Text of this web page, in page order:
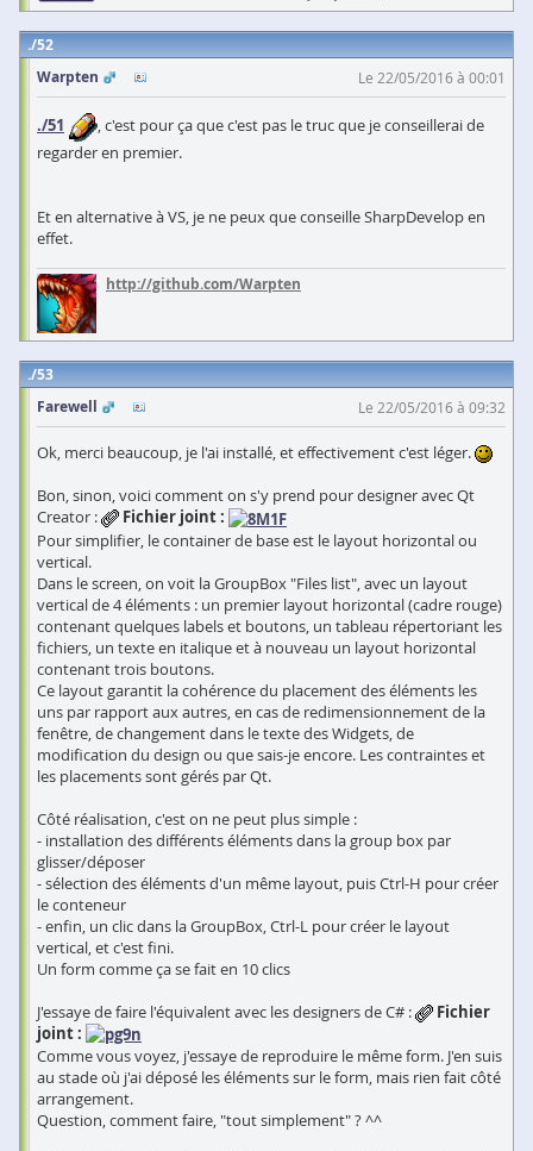
52
Warpten
Le 22/05/2016 à 00:01
./51
, c'est pour ça que c'est pas le truc que je conseillerai de
regarder en premier.
Et en alternative à VS, je ne peux que conseille SharpDevelop en
effet.
http://github.com/Warpten
53
Farewell
Le 22/05/2016 à 09:32
Ok, merci beaucoup, je l'ai installé, et effectivement c'est léger.
Bon, sinon, voici comment on s'y prend pour designer avec Qt
Creator :
Fichier joint :
Pour simplifier, le container de base est le layout horizontal ou
vertical.
Dans le screen, on voit la GroupBox "Files list", avec un layout
vertical de 4 éléments : un premier layout horizontal (cadre rouge)
contenant quelques labels et boutons, un tableau répertoriant les
fichiers, un texte en italique et à nouveau un layout horizontal
contenant trois boutons.
Ce layout garantit la cohérence du placement des éléments les
uns par rapport aux autres, en cas de redimensionnement de la
fenêtre, de changement dans le texte des Widgets, de
modification du design ou que sais-je encore. Les contraintes et
les placements sont gérés par Qt.
Côté réalisation, c'est on ne peut plus simple :
- installation des différents éléments dans la group box par
glisser/déposer
- sélection des éléments d'un même layout, puis Ctrl-H pour créer
le conteneur
- enfin, un clic dans la GroupBox, Ctrl-L pour créer le layout
vertical, et c'est fini.
Un form comme ça se fait en 10 clics
J'essaye de faire l'équivalent avec les designers de C# :
Fichier
joint :
Comme vous voyez, j'essaye de reproduire le même form. J'en suis
au stade où j'ai déposé les éléments sur le form, mais rien fait côté
arrangement.
Question, comment faire, "tout simplement" ? ^^